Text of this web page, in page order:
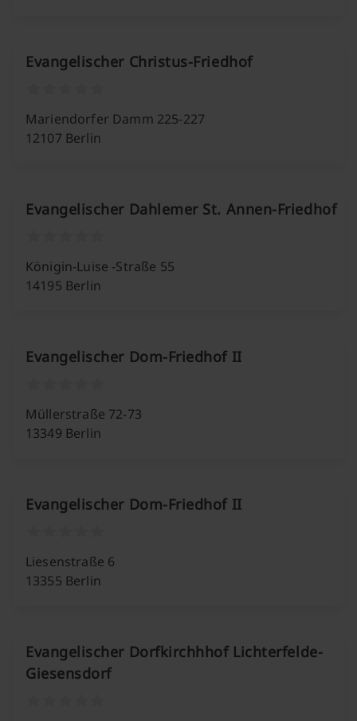
Evangelischer Christus-Friedhof
Mariendorfer Damm 225-227
12107 Berlin
Evangelischer Dahlemer St. Annen-Friedhof
Königin-Luise -Straße 55
14195 Berlin
Evangelischer Dom-Friedhof II
Müllerstraße 72-73
13349 Berlin
Evangelischer Dom-Friedhof II
Liesenstraße 6
13355 Berlin
Evangelischer Dorfkirchhhof Lichterfelde-
Giesensdorf